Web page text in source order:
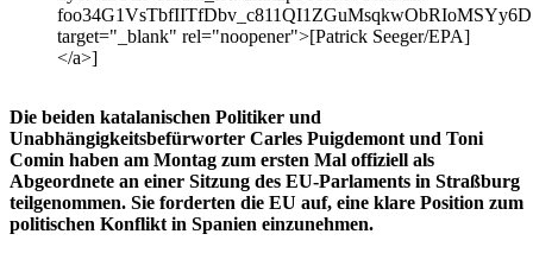
target="_blank" rel="noopener">[Patrick Seeger/EPA]
</a>]
Die beiden katalanischen Politiker und
Unabhängigkeitsbefürworter Carles Puigdemont und Toni
Comin haben am Montag zum ersten Mal offiziell als
Abgeordnete an einer Sitzung des EU-Parlaments in Straßburg
teilgenommen. Sie forderten die EU auf, eine klare Position zum
politischen Konflikt in Spanien einzunehmen.